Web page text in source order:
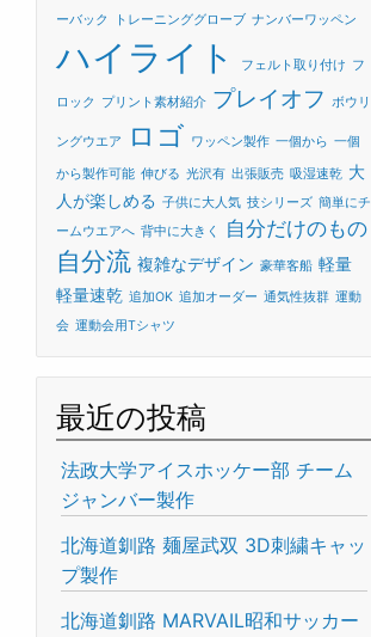
ーバック
トレーニンググローブ ナンバーワッペン
ハイライト フェルト取り付け フ
ロック プリント素材紹介 プレイオフ ボウリ
ングウエア ロゴ ワッペン製作 一個から 一個
から製作可能 伸びる 光沢有 出張販売 吸湿速乾 大
人が楽しめる 子供に大人気 技シリーズ 簡単にチ
ームウエアへ 背中に大きく 自分だけのもの
自分流 複雑なデザイン 豪華客船 軽量
軽量速乾 追加OK 追加オーダー 通気性抜群 運動
会 運動会用Tシャツ
最近の投稿
法政大学アイスホッケー部 チーム
ジャンバー製作
北海道釧路 麺屋武双 3D刺繍キャッ
プ製作
北海道釧路 MARVAIL昭和サッカー